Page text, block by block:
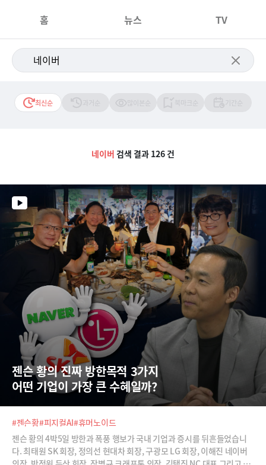
홈 뉴스 TV
최신순
네이버 검색 결과 126 건
젠슨 황의 진짜 방한목적 3가지
어떤 기업이 가장 큰 수혜일까?
#젠슨황#피지컬AI#휴머노이드
젠슨 황의 4박5일 방한과 폭풍 행보가 국내 기업과 증시를 뒤흔들었습니
다. 최태원 SK 회장, 정의선 현대차 회장, 구광모 LG 회장, 이해진 네이버